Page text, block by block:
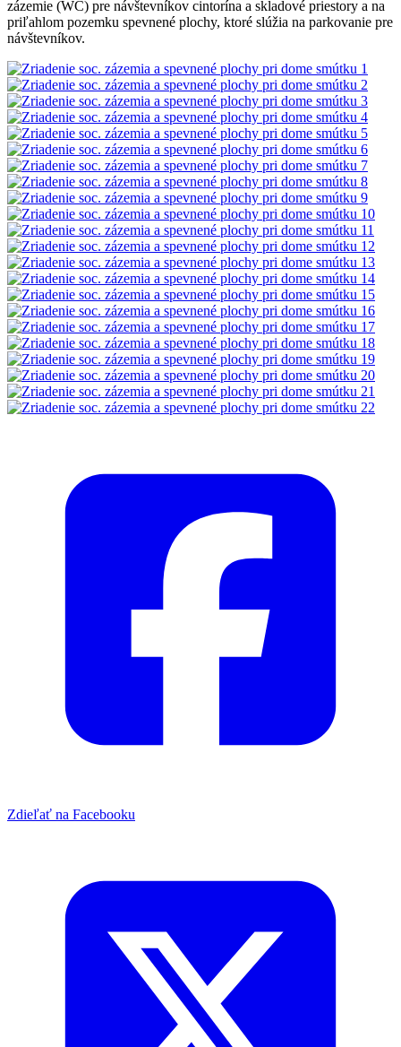
zázemie (WC) pre návštevníkov cintorína a skladové priestory a na
priľahlom pozemku spevnené plochy, ktoré slúžia na parkovanie pre
návštevníkov.
Zdieľať na Facebooku